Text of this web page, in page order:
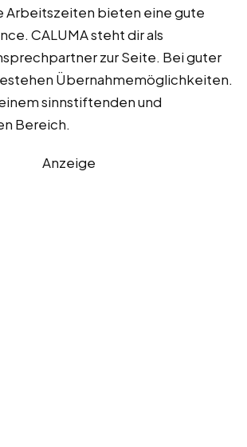
Arbeitszeiten bieten eine gute
CALUMA steht dir als
zur Seite. Bei guter
Übernahmemöglichkeiten.
sinnstiftenden und
Bereich.
Anzeige